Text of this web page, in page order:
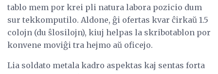
tablo mem por krei pli natura labora pozicio dum
sur tekkomputilo. Aldone, ĝi ofertas kvar ĉirkaŭ 1.5
colojn (du ŝlosilojn), kiuj helpas la skribotablon por
konvene moviĝi tra hejmo aŭ oficejo.
Lia soldato metala kadro aspektas kaj sentas forta